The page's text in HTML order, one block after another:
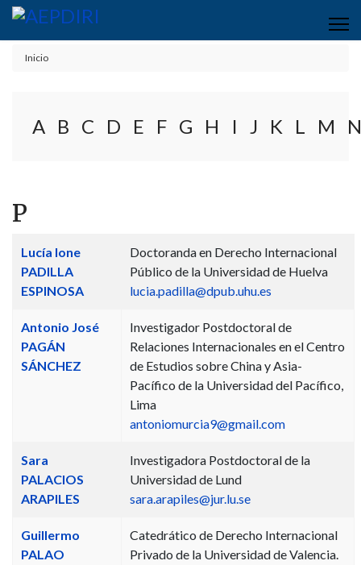
Inicio
A B C D E F G H I J K L M N
P
Nombre Detalles
Lucía Ione
PADILLA
ESPINOSA
Doctoranda en Derecho Internacional
Público de la Universidad de Huelva
lucia.padilla@dpub.uhu.es
Antonio José
PAGÁN
SÁNCHEZ
Investigador Postdoctoral de
Relaciones Internacionales en el Centro
de Estudios sobre China y Asia-
Pacífico de la Universidad del Pacífico,
Lima
antoniomurcia9@gmail.com
Sara
PALACIOS
ARAPILES
Investigadora Postdoctoral de la
Universidad de Lund
sara.arapiles@jur.lu.se
Guillermo
PALAO
Catedrático de Derecho Internacional
Privado de la Universidad de Valencia.